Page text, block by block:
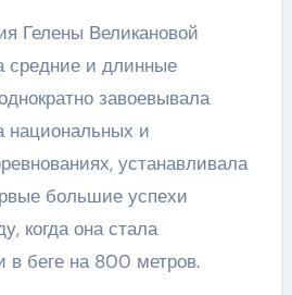
Гелены Великановой
средние и длинные
завоевывала
национальных и
устанавливала
большие успехи
когда она стала
в беге на 800 метров.